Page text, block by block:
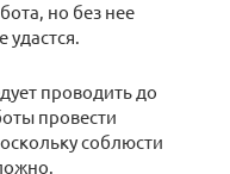
но без нее
проводить до
провести
соблюсти